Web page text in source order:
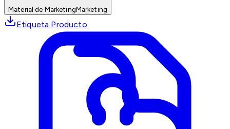
Material de MarketingMarketing
Etiqueta Producto